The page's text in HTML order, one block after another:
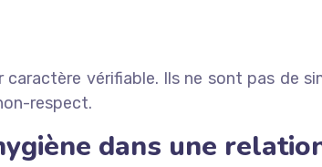
vérifiable. Ils ne sont pas de
respect.
dans une